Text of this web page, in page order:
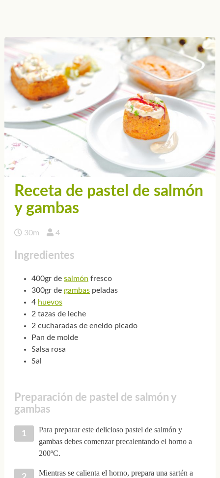
Receta de pastel de salmón
y gambas
30m 4
Ingredientes
400gr de salmón fresco
300gr de gambaspeladas
4 huevos
2 tazas de leche
2 cucharadas de eneldo picado
Pan de molde
Salsa rosa
Sal
Preparación de pastel de salmón y
gambas
Para preparar este delicioso pastel de salmón y
gambas debes comenzar precalentando el horno a
200ºC.
Mientras se calienta el horno, prepara una sartén a